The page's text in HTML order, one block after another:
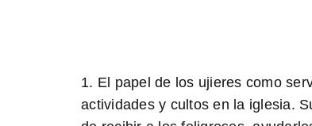
1. El papel de los ujieres como
actividades y cultos en la iglesia.